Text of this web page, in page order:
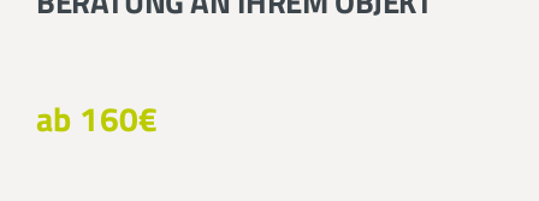
ab 160€